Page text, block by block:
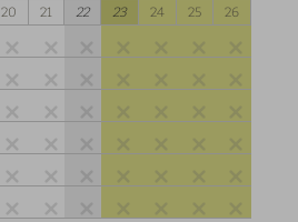
20
21 22 23 24 25
26